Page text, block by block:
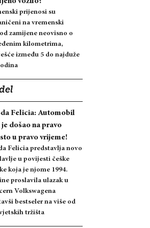
prijenosi su
na vremenski
zamijene neovisno o
kilometrima,
između 5 do najduže
Felicia: Automobil
došao na pravo
u pravo vrijeme!
Felicia predstavlja novo
u povijesti češke
koja je njome 1994.
proslavila ulazak u
Volkswagena
bestseler na više od
tržišta